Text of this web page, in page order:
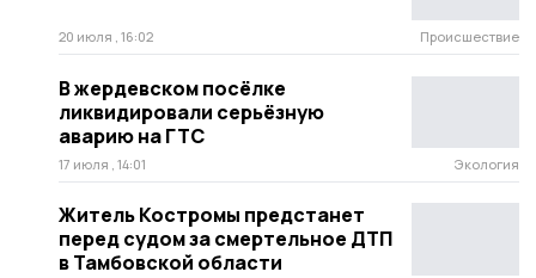
20 июля , 16:02 Происшествие
В жердевском посёлке
ликвидировали серьёзную
аварию на ГТС
17 июля , 14:01 Экология
Житель Костромы предстанет
перед судом за смертельное ДТП
в Тамбовской области